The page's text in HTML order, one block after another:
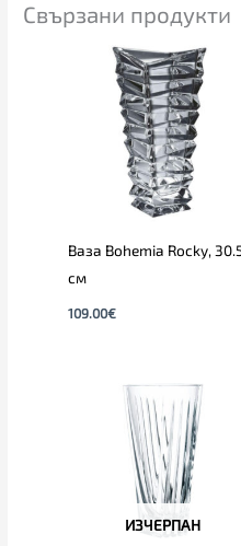
Свързани продукти
Ваза Bohemia Rocky,
см
109.00€
ИЗЧЕРПАН